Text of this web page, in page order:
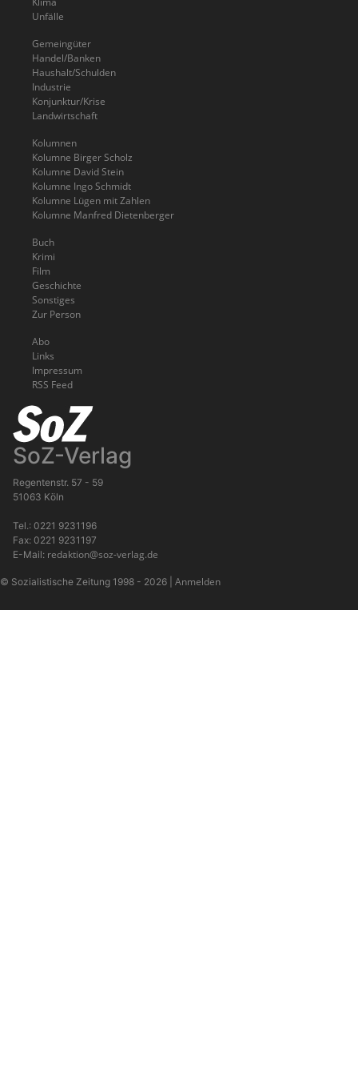
Unfälle
Gemeingüter
Handel/Banken
Haushalt/Schulden
Industrie
Konjunktur/Krise
Landwirtschaft
Kolumnen
Kolumne Birger Scholz
Kolumne David Stein
Kolumne Ingo Schmidt
Kolumne Lügen mit Zahlen
Kolumne Manfred Dietenberger
Buch
Krimi
Film
Geschichte
Sonstiges
Zur Person
Abo
Links
Impressum
RSS Feed
SoZ-Verlag
Regentenstr. 57 - 59
51063 Köln
Tel.: 0221 9231196
Fax: 0221 9231197
E-Mail: redaktion@soz-verlag.de
© Sozialistische Zeitung 1998 - 2026 Anmelden